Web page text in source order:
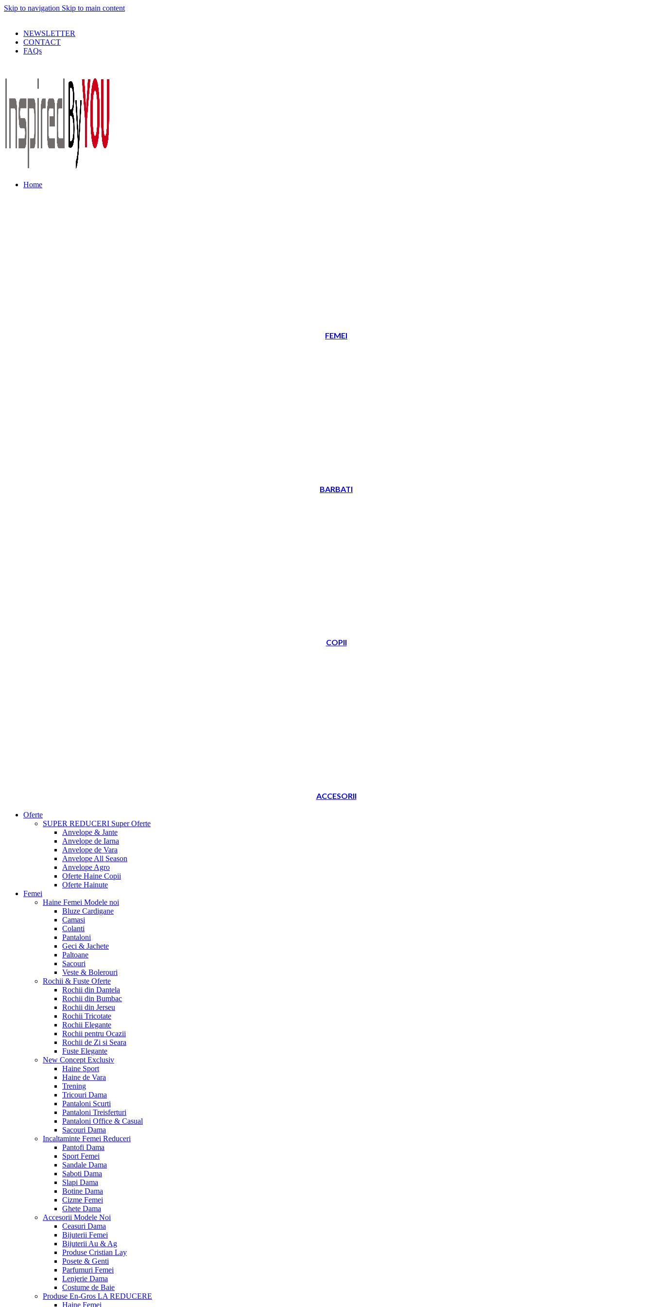
Skip to navigation Skip to main content
NEWSLETTER
CONTACT
FAQs
Home
FEMEI
BARBATI
COPII
ACCESORII
Oferte
SUPER REDUCERI Super Oferte
Anvelope & Jante
Anvelope de Iarna
Anvelope de Vara
Anvelope All Season
Anvelope Agro
Oferte Haine Copii
Oferte Hainute
Femei
Haine Femei Modele noi
Bluze Cardigane
Camasi
Colanti
Pantaloni
Geci & Jachete
Paltoane
Sacouri
Veste & Bolerouri
Rochii & Fuste Oferte
Rochii din Dantela
Rochii din Bumbac
Rochii din Jerseu
Rochii Tricotate
Rochii Elegante
Rochii pentru Ocazii
Rochii de Zi si Seara
Fuste Elegante
New Concept Exclusiv
Haine Sport
Haine de Vara
Trening
Tricouri Dama
Pantaloni Scurti
Pantaloni Treisferturi
Pantaloni Office & Casual
Sacouri Dama
Incaltaminte Femei Reduceri
Pantofi Dama
Sport Femei
Sandale Dama
Saboti Dama
Slapi Dama
Botine Dama
Cizme Femei
Ghete Dama
Accesorii Modele Noi
Ceasuri Dama
Bijuterii Femei
Bijuterii Au & Ag
Produse Cristian Lay
Posete & Genti
Parfumuri Femei
Lenjerie Dama
Costume de Baie
Produse En-Gros LA REDUCERE
Haine Femei